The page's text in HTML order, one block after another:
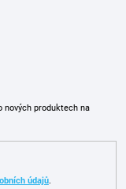
nových produktech na
údajů.